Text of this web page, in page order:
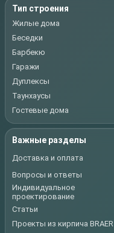
Тип строения
Жилые дома
Беседки
Барбекю
Гаражи
Дуплексы
Таунхаусы
Гостевые дома
Важные разделы
Доставка и оплата
Вопросы и ответы
Индивидуальное
проектирование
Статьи
Проекты из кирпича BRAER